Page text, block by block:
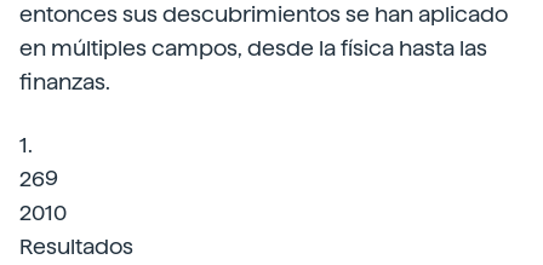
entonces sus descubrimientos se han aplicado
en múltiples campos, desde la física hasta las
finanzas.
1.
269
2010
Resultados